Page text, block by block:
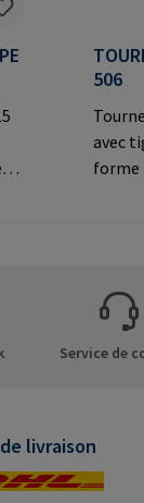
506
avec
forme
Co.
Service de
livraison